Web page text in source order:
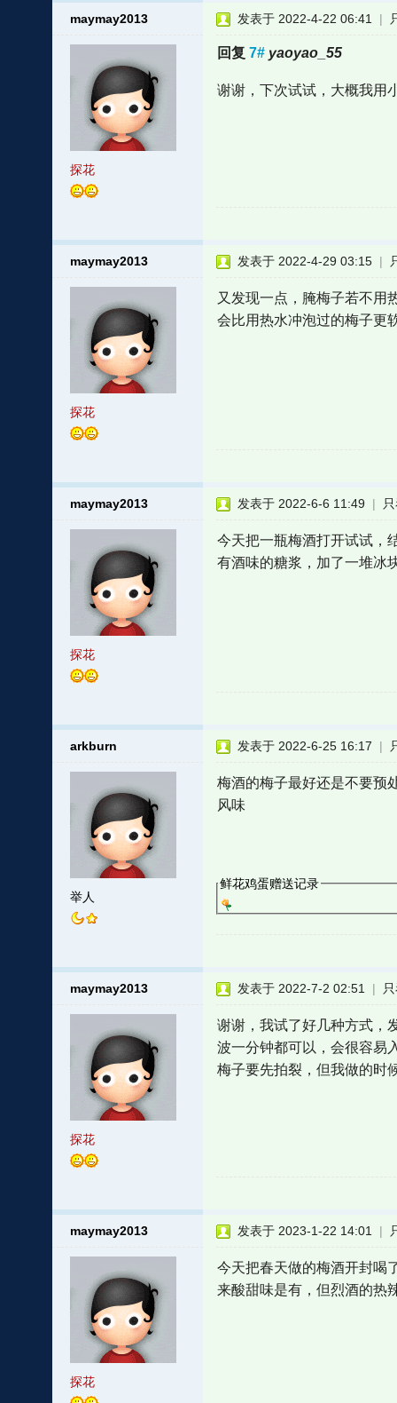
maymay2013
探花
发表于 2022-4-22 06:41 |
回复 7# yaoyao_55
谢谢，下次试试，大概我用
maymay2013
探花
发表于 2022-4-29 03:15 |
又发现一点，腌梅子若不用
会比用热水冲泡过的梅子更
maymay2013
探花
发表于 2022-6-6 11:49 |
今天把一瓶梅酒打开试试，
有酒味的糖浆，加了一堆冰
arkburn
举人
发表于 2022-6-25 16:17 |
梅酒的梅子最好还是不要预
风味
鲜花鸡蛋赠送记录
maymay2013
探花
发表于 2022-7-2 02:51 |
谢谢，我试了好几种方式，
波一分钟都可以，会很容易
梅子要先拍裂，但我做的时
maymay2013
探花
发表于 2023-1-22 14:01 |
今天把春天做的梅酒开封喝
来酸甜味是有，但烈酒的热